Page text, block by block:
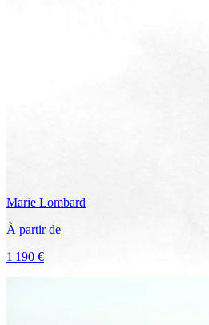
Marie Lombard
À partir de
1 190 €